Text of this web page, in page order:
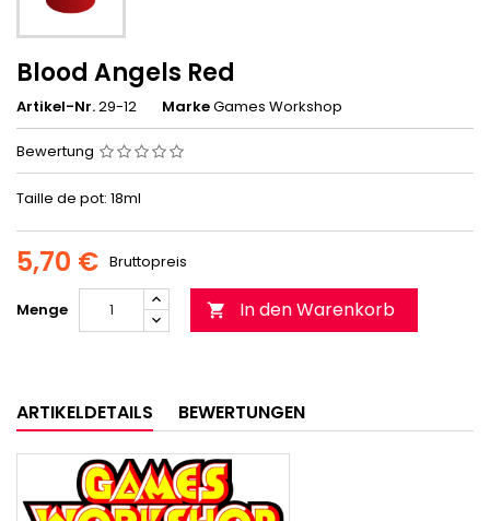
Blood Angels Red
Artikel-Nr.29-12 MarkeGames Workshop
Bewertung
Taille de pot: 18ml
5,70 € Bruttopreis
Menge  In den Warenkorb
ARTIKELDETAILS BEWERTUNGEN